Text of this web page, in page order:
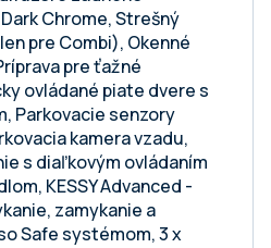
Chrome, Strešný
pre Combi), Okenné
pre ťažné
ovládané piate dvere s
Parkovacie senzory
kamera vzadu,
s diaľkovým ovládaním
KESSY Advanced -
zamykanie a
Safe systémom, 3 x